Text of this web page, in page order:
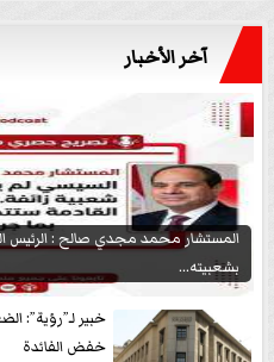
آخر الأخبار
المستشار محمد مجدي صالح : الرئيس
بشعبيته...
خبير لـ”رؤية”:
خفض الفائدة